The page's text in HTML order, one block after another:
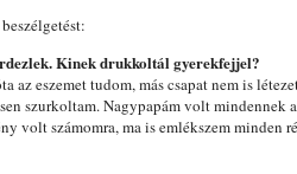
Kinek drukkoltál gyerekfejjel?
az eszemet tudom, más csapat nem is
szurkoltam. Nagypapám volt mindennek
volt számomra, ma is emlékszem minden